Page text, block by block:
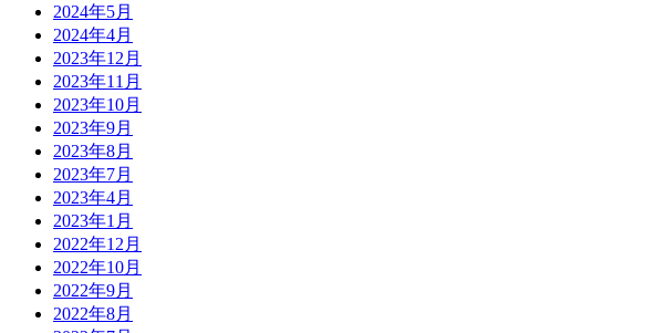
2024年5月
2024年4月
2023年12月
2023年11月
2023年10月
2023年9月
2023年8月
2023年7月
2023年4月
2023年1月
2022年12月
2022年10月
2022年9月
2022年8月